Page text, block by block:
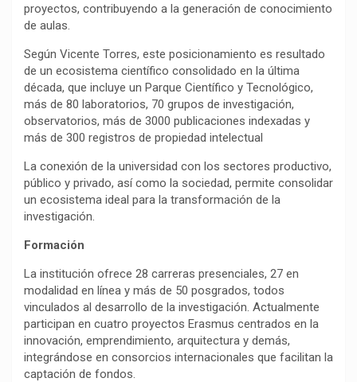
proyectos, contribuyendo a la generación de conocimiento
de aulas.
Según Vicente Torres, este posicionamiento es resultado
de un ecosistema científico consolidado en la última
década, que incluye un Parque Científico y Tecnológico,
más de 80 laboratorios, 70 grupos de investigación,
observatorios, más de 3000 publicaciones indexadas y
más de 300 registros de propiedad intelectual
La conexión de la universidad con los sectores productivo,
público y privado, así como la sociedad, permite consolidar
un ecosistema ideal para la transformación de la
investigación.
Formación
La institución ofrece 28 carreras presenciales, 27 en
modalidad en línea y más de 50 posgrados, todos
vinculados al desarrollo de la investigación. Actualmente
participan en cuatro proyectos Erasmus centrados en la
innovación, emprendimiento, arquitectura y demás,
integrándose en consorcios internacionales que facilitan la
captación de fondos.